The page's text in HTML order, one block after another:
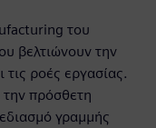
του
βελτιώνουν την
τις ροές εργασίας.
πρόσθετη
γραμμής